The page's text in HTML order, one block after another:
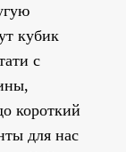
кубик
с
короткий
для нас